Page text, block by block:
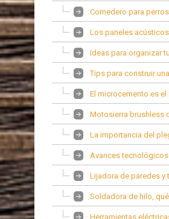
Comedero para perros
Los paneles
Ideas para organizar
Tips para construir
El microcemento es
Motosierra brushless
La importancia del
Avances
Lijadora de paredes y
Soldadora de hilo,
Herramientas